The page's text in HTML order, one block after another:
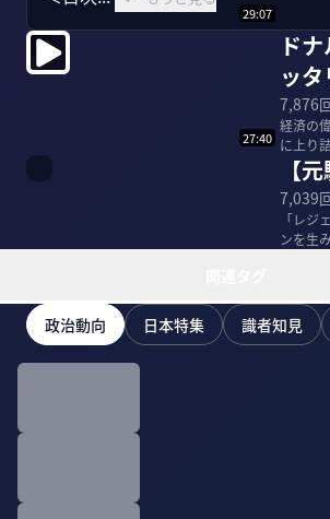
29:07
ド
ッ
7,876
経済の
に上り
レイザ
27:40
【
7,039
「レジ
ンを生
政治動向 日本特集 識者知見